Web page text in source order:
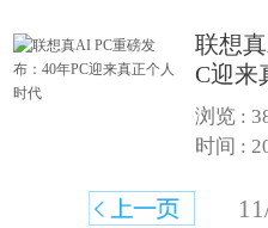
联想
C迎来
浏览 :
时间 :